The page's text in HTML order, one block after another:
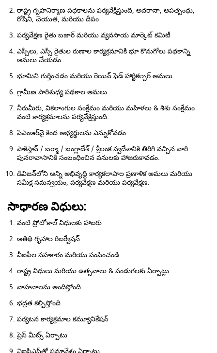
రాష్ట్ర గృహనిర్మాణ పథకాలను పర్యవేక్షిస్తుంది, అదరానా, అపత్బంధు,
రోషిని, చెయుత, మరియు దీపం
పర్యవేక్షణ రైతు బజార్ మరియు వ్యవసాయ మార్కెట్ కమిటీ
ఎస్సీలు, ఎస్సీ రైతుల రుణాల కార్యక్రమానికి భూ కొనుగోలు పథకాన్ని
అమలు చేయడం
భూమిని గుర్తించడం మరియు రెయిన్ ఫెడ్ హార్టికల్చర్ అమలు
గ్రామీణ పారిశుధ్య పథకాల అమలు
నీరుమీరు, వికలాంగుల సంక్షేమం మరియు మహిళలు & శిశు సంక్షేమం
వంటి కార్యక్రమాలను పర్యవేక్షిస్తుంది.
పిఎంఆర్‌వై కింద అభ్యర్థులను ఎన్నుకోవడం
పాకిస్తాన్ / బర్మా / బంగ్లాదేశ్ / శ్రీలంక స్వదేశానికి తిరిగి వచ్చిన వారి
పునరావాసానికి సంబంధించిన పనులకు హాజరుకావడం.
డివిజన్‌లోని అన్ని అభివృద్ధి కార్యకలాపాల ప్రణాళిక అమలు మరియు
సమీక్ష సమన్వయం, పర్యవేక్షణ మరియు పర్యవేక్షణ.
సాధారణ విధులు:
వంటి ప్రోటోకాల్ విధులకు హాజరు
అతిథి గృహాల రిజర్వేషన్
వీఐపీల సహకారం మరియు పంపించండి
రాష్ట్ర విధులు మరియు ఉత్సవాలు & పండుగలకు ఏర్పాట్లు
వాహనాలను అందిస్తోంది
భద్రత కల్పిస్తోంది
పర్యటన కార్యక్రమాల కమ్యూనికేషన్
ప్రెస్ మీట్స్ ఏర్పాటు